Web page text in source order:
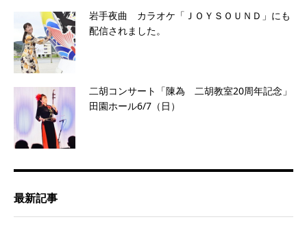
岩手夜曲 カラオケ「ＪＯＹＳＯＵＮＤ」にも
配信されました。
二胡コンサート「陳為 二胡教室20周年記念」
田園ホール6/7（日）
最新記事